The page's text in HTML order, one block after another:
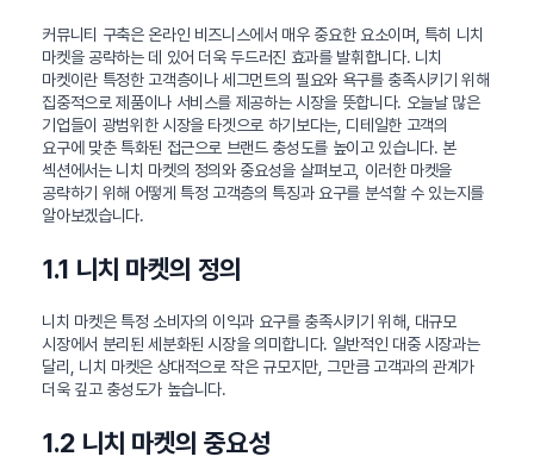
커뮤니티 구축은 온라인 비즈니스에서 매우 중요한 요소이며, 특히 니치
마켓을 공략하는 데 있어 더욱 두드러진 효과를 발휘합니다. 니치
마켓이란 특정한 고객층이나 세그먼트의 필요와 욕구를 충족시키기 위해
집중적으로 제품이나 서비스를 제공하는 시장을 뜻합니다. 오늘날 많은
기업들이 광범위한 시장을 타겟으로 하기보다는, 디테일한 고객의
요구에 맞춘 특화된 접근으로 브랜드 충성도를 높이고 있습니다. 본
섹션에서는 니치 마켓의 정의와 중요성을 살펴보고, 이러한 마켓을
공략하기 위해 어떻게 특정 고객층의 특징과 요구를 분석할 수 있는지를
알아보겠습니다.
1.1 니치 마켓의 정의
니치 마켓은 특정 소비자의 이익과 요구를 충족시키기 위해, 대규모
시장에서 분리된 세분화된 시장을 의미합니다. 일반적인 대중 시장과는
달리, 니치 마켓은 상대적으로 작은 규모지만, 그만큼 고객과의 관계가
더욱 깊고 충성도가 높습니다.
1.2 니치 마켓의 중요성